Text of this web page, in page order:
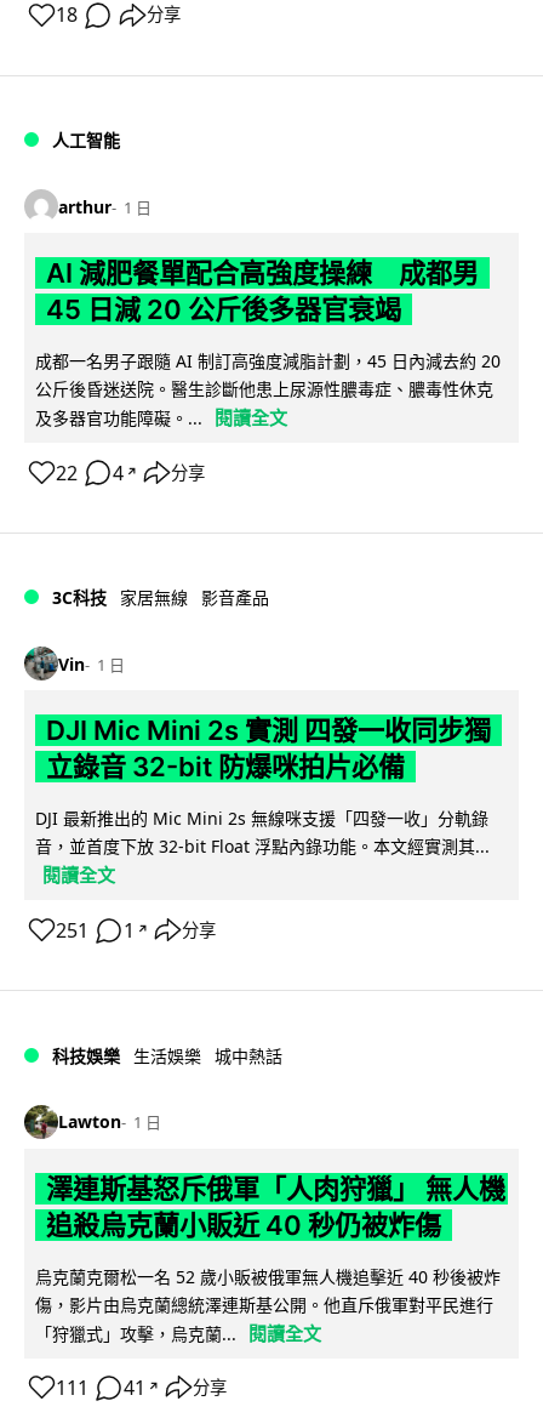
18 分享
人工智能
arthur 1 日
AI 減肥餐單配合高強度操練 成都男
45 日減 20 公斤後多器官衰竭
成都一名男子跟隨 AI 制訂高強度減脂計劃，45 日內減去約 20
公斤後昏迷送院。醫生診斷他患上尿源性膿毒症、膿毒性休克
及多器官功能障礙。...
閱讀全文
22 4 ↗ 分享
3C科技 家居無線 影音產品
Vin 1 日
DJI Mic Mini 2s 實測 四發一收同步獨
立錄音 32-bit 防爆咪拍片必備
DJI 最新推出的 Mic Mini 2s 無線咪支援「四發一收」分軌錄
音，並首度下放 32-bit Float 浮點內錄功能。本文經實測其...
閱讀全文
251 1 ↗ 分享
科技娛樂 生活娛樂 城中熱話
Lawton 1 日
澤連斯基怒斥俄軍「人肉狩獵」 無人機
追殺烏克蘭小販近 40 秒仍被炸傷
烏克蘭克爾松一名 52 歲小販被俄軍無人機追擊近 40 秒後被炸
傷，影片由烏克蘭總統澤連斯基公開。他直斥俄軍對平民進行
「狩獵式」攻擊，烏克蘭...
閱讀全文
111 41 ↗ 分享